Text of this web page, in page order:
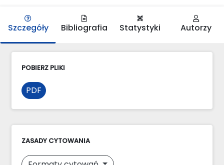
Szczegóły Bibliografia Statystyki Autorzy
POBIERZ PLIKI
PDF
ZASADY CYTOWANIA